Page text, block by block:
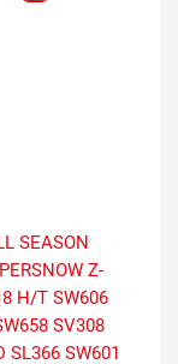
SEASON
Z-
H/T SW606
SV308
SL366 SW601